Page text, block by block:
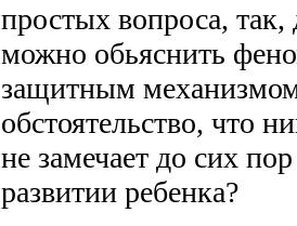
простых вопроса, так,
можно обьяснить
защитным
обстоятельство, что
не замечает до сих
развитии ребенка?